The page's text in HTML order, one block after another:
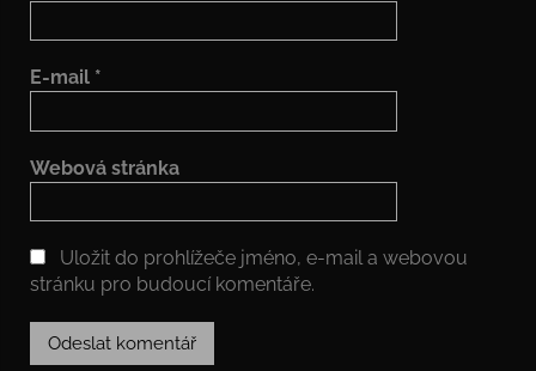
E-mail *
Webová stránka
Uložit do prohlížeče jméno, e-mail a webovou
stránku pro budoucí komentáře.